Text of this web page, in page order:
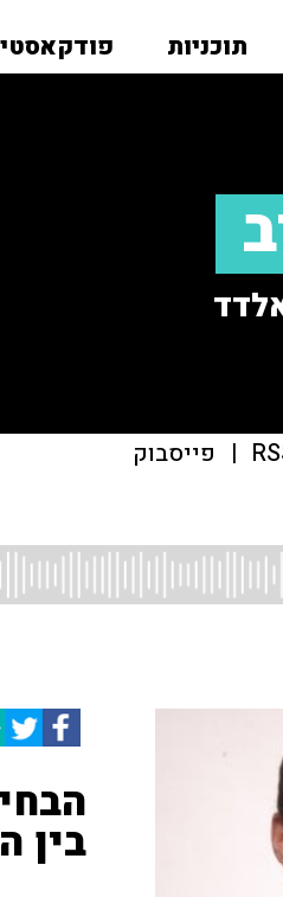
תוכניות
| פייסבוק
בין